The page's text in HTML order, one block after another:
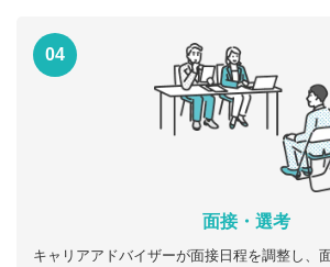
04
面接・選考
キャリアアドバイザーが面接日程を調整し、